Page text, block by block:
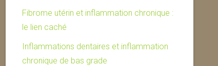
Fibrome utérin et inflammation chronique :
le lien caché
Inflammations dentaires et inflammation
chronique de bas grade